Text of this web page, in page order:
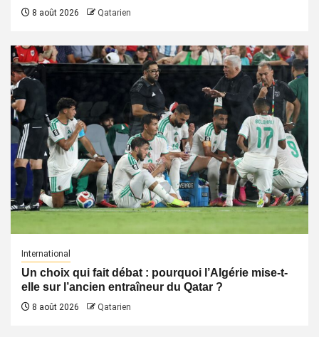
8 août 2026 Qatarien
International
Un choix qui fait débat : pourquoi l’Algérie mise-t-
elle sur l’ancien entraîneur du Qatar ?
8 août 2026 Qatarien